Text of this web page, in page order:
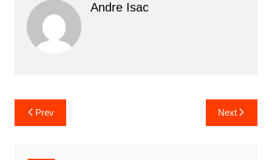
Andre Isac
Prev Next